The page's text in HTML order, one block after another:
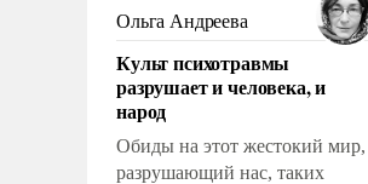
и ее реализация радикально
поднимет наши боевые
возможности.
Ольга Андреева
Культ психотравмы
разрушает и человека, и
народ
Обиды на этот жестокий мир,
разрушающий нас, таких